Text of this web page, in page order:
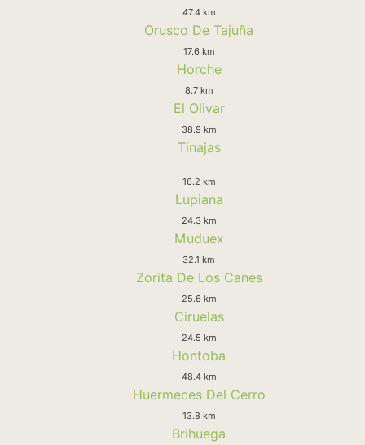
47.4 km
Orusco De Tajuña
17.6 km
Horche
8.7 km
El Olivar
38.9 km
Tinajas
16.2 km
Lupiana
24.3 km
Muduex
32.1 km
Zorita De Los Canes
25.6 km
Ciruelas
24.5 km
Hontoba
48.4 km
Huermeces Del Cerro
13.8 km
Brihuega